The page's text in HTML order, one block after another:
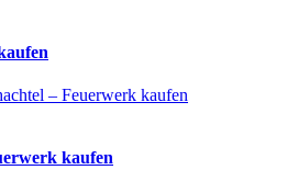
– Feuerwerk kaufen
kaufen